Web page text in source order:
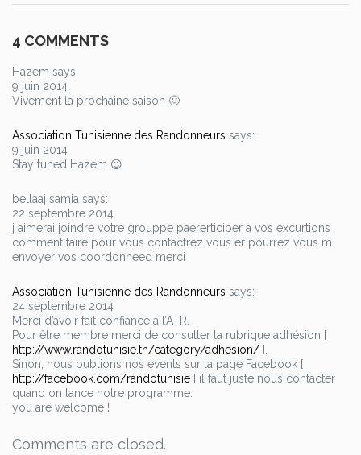
4 COMMENTS
Hazem says:
9 juin 2014
Vivement la prochaine saison 🙂
Association Tunisienne des Randonneurs says:
9 juin 2014
Stay tuned Hazem 😉
bellaaj samia says:
22 septembre 2014
j aimerai joindre votre grouppe paererticiper a vos excurtions
comment faire pour vous contactrez vous er pourrez vous m
envoyer vos coordonneed merci
Association Tunisienne des Randonneurs says:
24 septembre 2014
Merci d’avoir fait confiance à l’ATR.
Pour être membre merci de consulter la rubrique adhésion [
http://www.randotunisie.tn/category/adhesion/ ].
Sinon, nous publions nos events sur la page Facebook [
http://facebook.com/randotunisie ] il faut juste nous contacter
quand on lance notre programme.
you are welcome !
Comments are closed.